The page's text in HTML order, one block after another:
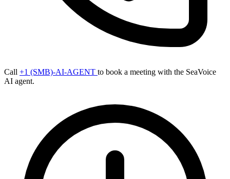
Call +1 (SMB)-AI-AGENT to book a meeting with the SeaVoice
AI agent.